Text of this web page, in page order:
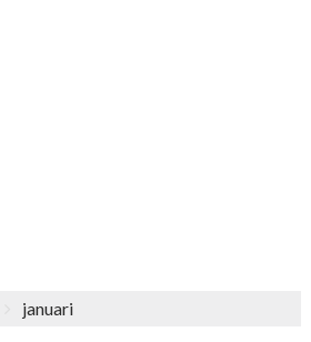
januari